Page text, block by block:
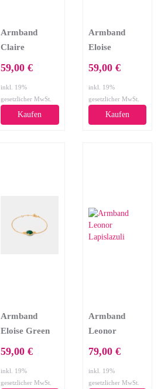
Armband
Claire
59,00 €
inkl. 19%
gesetzlicher MwSt.
Kaufen
Armband
Eloise
59,00 €
inkl. 19%
gesetzlicher MwSt.
Kaufen
Armband
Eloise Green
59,00 €
inkl. 19%
gesetzlicher MwSt.
Armband
Leonor
79,00 €
inkl. 19%
gesetzlicher MwSt.